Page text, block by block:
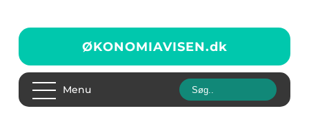
ØKONOMIAVISEN.dk
Menu